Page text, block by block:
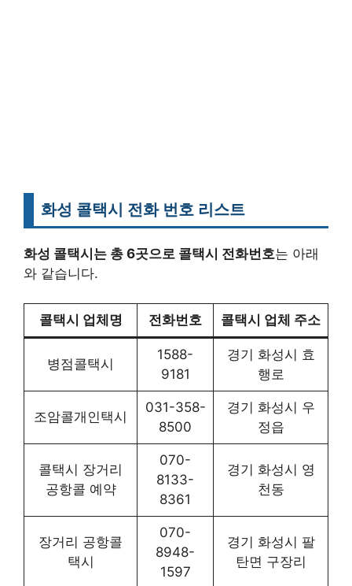
화성 콜택시 전화 번호 리스트
화성 콜택시는 총 6곳으로 콜택시 전화번호는 아래
와 같습니다.
콜택시 업체명 전화번호 콜택시 업체 주소
병점콜택시
1588-
9181
경기 화성시 효
행로
조암콜개인택시
031-358-
8500
경기 화성시 우
정읍
콜택시 장거리
공항콜 예약
070-
8133-
8361
경기 화성시 영
천동
장거리 공항콜
택시
070-
8948-
1597
경기 화성시 팔
탄면 구장리